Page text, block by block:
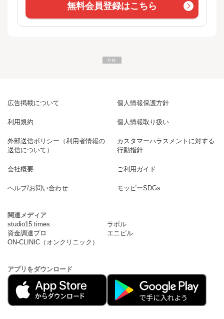
無料会員登録はこちら
広告掲載について 個人情報保護方針
利用規約 個人情報取り扱い
外部送信ポリシー（利用者情報の
送信について）
カスタマーハラスメントに対する
行動指針
会社概要 ご利用ガイド
ヘルプ/お問い合わせ モッピーSDGs
関連メディア
studio15 times
ラボル
資金調達プロ
エニピル
ON-CLINIC（オンクリニック）
アプリをダウンロード